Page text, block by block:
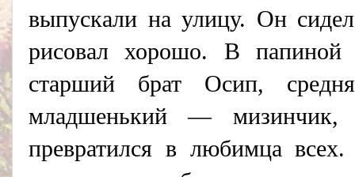
выпускали на улицу. Он
рисовал хорошо. В
старший брат Осип,
младшенький —
превратился в любимца